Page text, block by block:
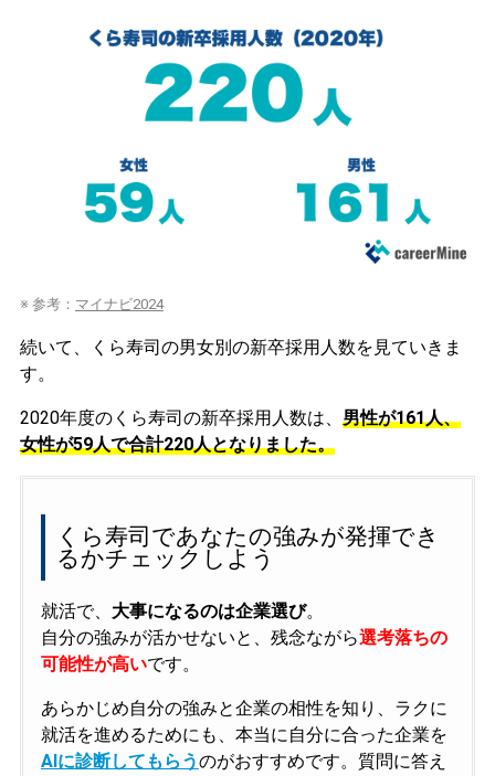
※ 参考： マイナビ2024
続いて、くら寿司の男女別の新卒採用人数を見ていきま
す。
2020年度のくら寿司の新卒採用人数は、 男性が161人、
女性が59人で合計220人となりました。
くら寿司であなたの強みが発揮でき
るかチェックしよう
就活で、 大事になるのは企業選び。
自分の強みが活かせないと、残念ながら選考落ちの
可能性が高いです。
あらかじめ自分の強みと企業の相性を知り、ラクに
就活を進めるためにも、本当に自分に合った企業を
AIに診断してもらうのがおすすめです。質問に答え